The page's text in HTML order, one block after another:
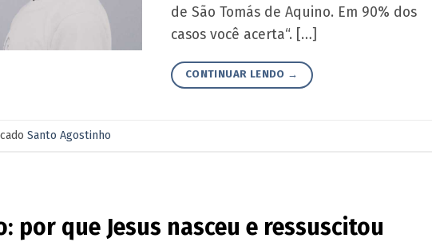
de São Tomás de Aquino. Em 90% dos
casos você acerta“. […]
CONTINUAR LENDO →
Santo Agostinho
por que Jesus nasceu e ressuscitou